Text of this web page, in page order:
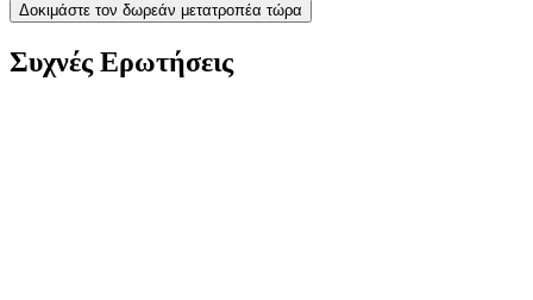
Δοκιμάστε τον δωρεάν μετατροπέα τώρα
Συχνές Ερωτήσεις